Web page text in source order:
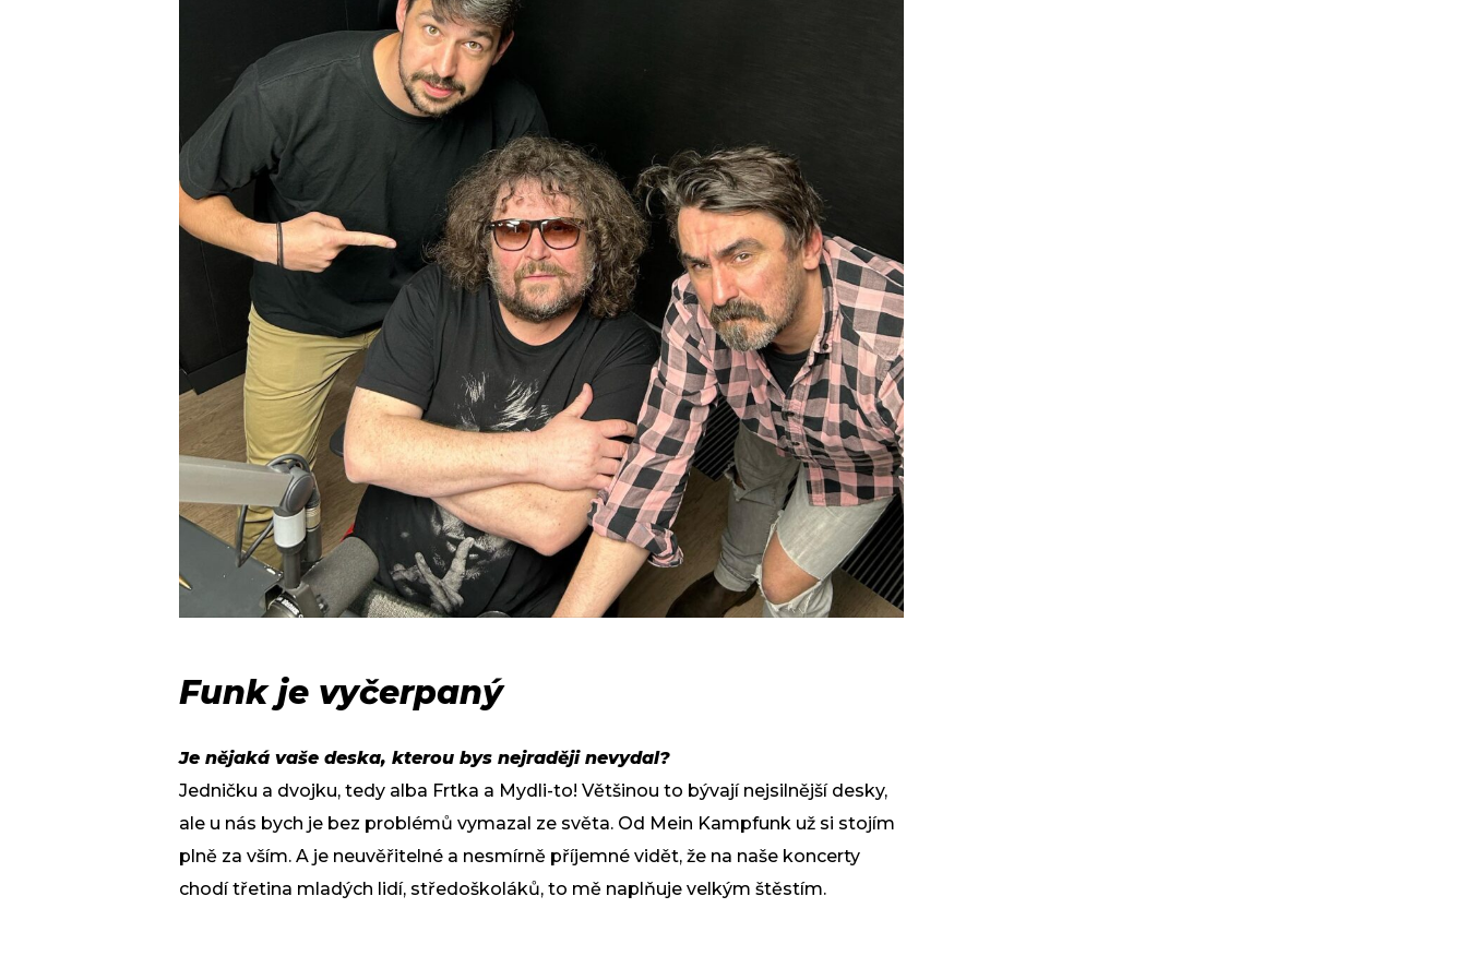
Funk je vyčerpaný
Je nějaká vaše deska, kterou bys nejraději nevydal?
Jedničku a dvojku, tedy alba Frtka a Mydli-to! Většinou to bývají nejsilnější desky,
ale u nás bych je bez problémů vymazal ze světa. Od Mein Kampfunk už si stojím
plně za vším. A je neuvěřitelné a nesmírně příjemné vidět, že na naše koncerty
chodí třetina mladých lidí, středoškoláků, to mě naplňuje velkým štěstím.